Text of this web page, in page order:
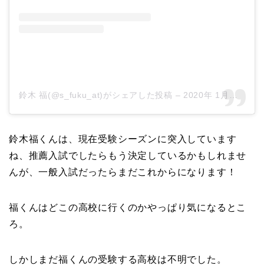
鈴木 福(@s_fuku_at)がシェアした投稿 – 2020年 1月月8日午前2時01分PST
鈴木福くんは、現在受験シーズンに突入しています
ね、推薦入試でしたらもう決定しているかもしれませ
んが、一般入試だったらまだこれからになります！
福くんはどこの高校に行くのかやっぱり気になるとこ
ろ。
しかしまだ福くんの受験する高校は不明でした。